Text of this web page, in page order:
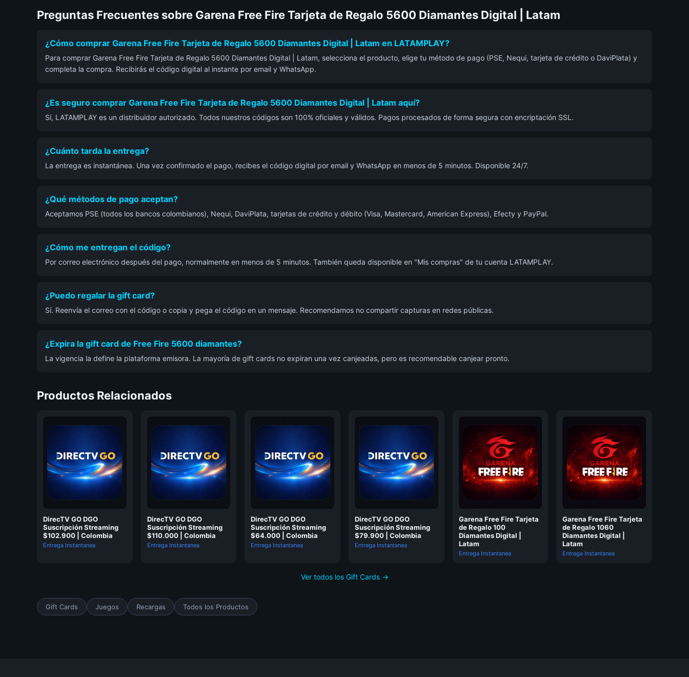
Preguntas Frecuentes sobre Garena Free Fire Tarjeta de Regalo 5600 Diamantes Digital | Latam
¿Cómo comprar Garena Free Fire Tarjeta de Regalo 5600 Diamantes Digital | Latam en LATAMPLAY?
Para comprar Garena Free Fire Tarjeta de Regalo 5600 Diamantes Digital | Latam, selecciona el producto, elige tu método de pago (PSE, Nequi, tarjeta de crédito o DaviPlata) y
completa la compra. Recibirás el código digital al instante por email y WhatsApp.
¿Es seguro comprar Garena Free Fire Tarjeta de Regalo 5600 Diamantes Digital | Latam aquí?
Sí, LATAMPLAY es un distribuidor autorizado. Todos nuestros códigos son 100% oficiales y válidos. Pagos procesados de forma segura con encriptación SSL.
¿Cuánto tarda la entrega?
La entrega es instantánea. Una vez confirmado el pago, recibes el código digital por email y WhatsApp en menos de 5 minutos. Disponible 24/7.
¿Qué métodos de pago aceptan?
Aceptamos PSE (todos los bancos colombianos), Nequi, DaviPlata, tarjetas de crédito y débito (Visa, Mastercard, American Express), Efecty y PayPal.
¿Cómo me entregan el código?
Por correo electrónico después del pago, normalmente en menos de 5 minutos. También queda disponible en "Mis compras" de tu cuenta LATAMPLAY.
¿Puedo regalar la gift card?
Sí. Reenvía el correo con el código o copia y pega el código en un mensaje. Recomendamos no compartir capturas en redes públicas.
¿Expira la gift card de Free Fire 5600 diamantes?
La vigencia la define la plataforma emisora. La mayoría de gift cards no expiran una vez canjeadas, pero es recomendable canjear pronto.
Productos Relacionados
DirecTV GO DGO
Suscripción Streaming
$102.900 | Colombia
Entrega Instantanea
DirecTV GO DGO
Suscripción Streaming
$110.000 | Colombia
Entrega Instantanea
DirecTV GO DGO
Suscripción Streaming
$64.000 | Colombia
Entrega Instantanea
DirecTV GO DGO
Suscripción Streaming
$79.900 | Colombia
Entrega Instantanea
Garena Free Fire Tarjeta
de Regalo 100
Diamantes Digital |
Latam
Entrega Instantanea
Garena Free Fire Tarjeta
de Regalo 1060
Diamantes Digital |
Latam
Entrega Instantanea
Ver todos los Gift Cards →
Gift Cards Juegos Recargas Todos los Productos